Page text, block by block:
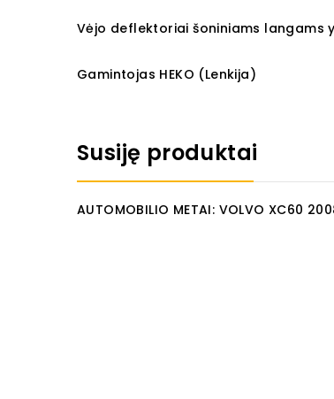
Vėjo deflektoriai šoniniams
Gamintojas HEKO (Lenkija)
Susiję produktai
AUTOMOBILIO METAI: VOLVO XC60